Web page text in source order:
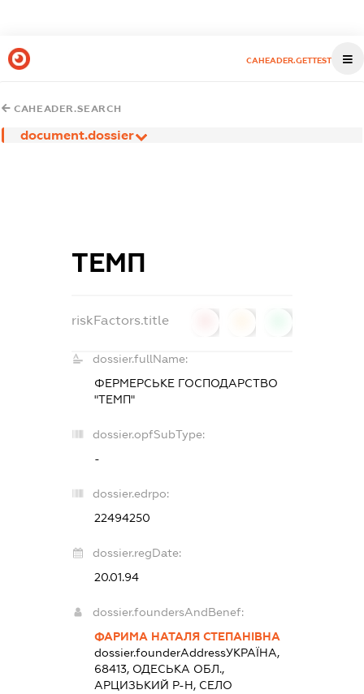
CAHEADER.GETTEST
CAHEADER.SEARCH
document.dossier
ТЕМП
riskFactors.title
dossier.fullName:
ФЕРМЕРСЬКЕ ГОСПОДАРСТВО
"ТЕМП"
dossier.opfSubType:
-
dossier.edrpo:
22494250
dossier.regDate:
20.01.94
dossier.foundersAndBenef:
ФАРИМА НАТАЛЯ СТЕПАНІВНА
dossier.founderAddressУКРАЇНА,
68413, ОДЕСЬКА ОБЛ.,
АРЦИЗЬКИЙ Р-Н, СЕЛО